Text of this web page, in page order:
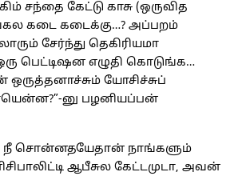
சந்தை கேட்டு காசு (ஒருவித
கடை கடைக்கு…? அப்பறம்
சேர்ந்து தெகிரியமா
ஒரு பெட்டிஷன எழுதி கொடுங்க…
யோசிச்சுப்
னு பழனியப்பன்
நீ சொன்னதயேதான் நாங்களும்
ஆபீசுல கேட்டமுடா, அவன்